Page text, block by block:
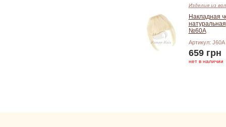
Изделия из
Накладная
натуральная
№60A
Артикул: J60A
659 грн
нет в наличии